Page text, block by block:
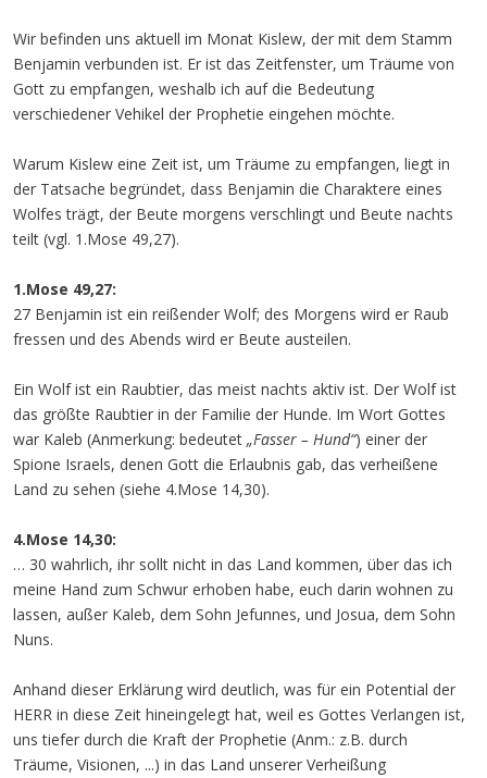
Wir befinden uns aktuell im Monat Kislew, der mit dem Stamm
Benjamin verbunden ist. Er ist das Zeitfenster, um Träume von
Gott zu empfangen, weshalb ich auf die Bedeutung
verschiedener Vehikel der Prophetie eingehen möchte.
Warum Kislew eine Zeit ist, um Träume zu empfangen, liegt in
der Tatsache begründet, dass Benjamin die Charaktere eines
Wolfes trägt, der Beute morgens verschlingt und Beute nachts
teilt (vgl. 1.Mose 49,27).
1.Mose 49,27:
27 Benjamin ist ein reißender Wolf; des Morgens wird er Raub
fressen und des Abends wird er Beute austeilen.
Ein Wolf ist ein Raubtier, das meist nachts aktiv ist. Der Wolf ist
das größte Raubtier in der Familie der Hunde. Im Wort Gottes
war Kaleb (Anmerkung: bedeutet „Fasser – Hund“) einer der
Spione Israels, denen Gott die Erlaubnis gab, das verheißene
Land zu sehen (siehe 4.Mose 14,30).
4.Mose 14,30:
… 30 wahrlich, ihr sollt nicht in das Land kommen, über das ich
meine Hand zum Schwur erhoben habe, euch darin wohnen zu
lassen, außer Kaleb, dem Sohn Jefunnes, und Josua, dem Sohn
Nuns.
Anhand dieser Erklärung wird deutlich, was für ein Potential der
HERR in diese Zeit hineingelegt hat, weil es Gottes Verlangen ist,
uns tiefer durch die Kraft der Prophetie (Anm.: z.B. durch
Träume, Visionen, ...) in das Land unserer Verheißung